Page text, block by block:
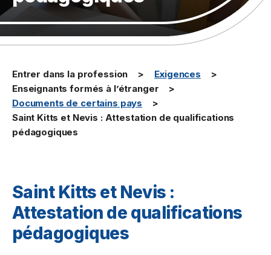
Entrer dans la profession
Exigences
Enseignants formés à l’étranger
Documents de certains pays
Saint Kitts et Nevis : Attestation de qualifications
pédagogiques
Saint Kitts et Nevis :
Attestation de qualifications
pédagogiques